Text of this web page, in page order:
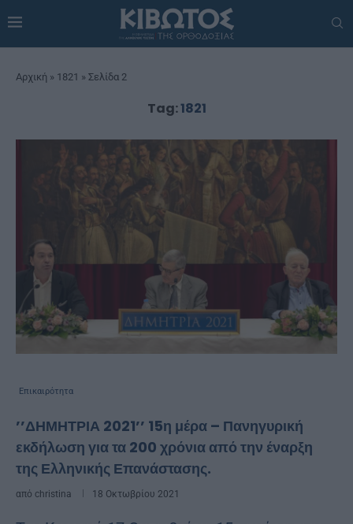
Αρχική » 1821 » Σελίδα 2
Tag:1821
Επικαιρότητα
’’ΔΗΜΗΤΡΙΑ 2021’’ 15η μέρα – Πανηγυρική
εκδήλωση για τα 200 χρόνια από την έναρξη
της Ελληνικής Επανάστασης.
από christina 18 Οκτωβρίου 2021